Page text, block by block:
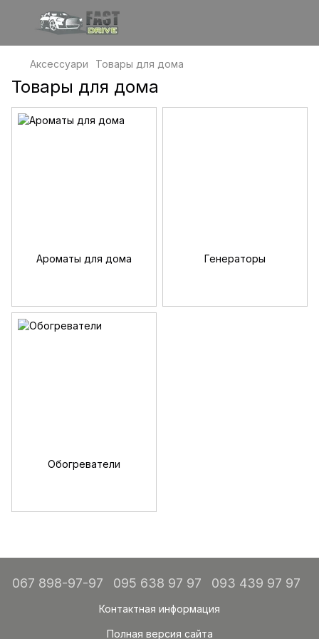
Аксессуари Товары для дома
Товары для дома
Ароматы для дома Генераторы
Обогреватели
067 898-97-97 095 638 97 97 093 439 97 97
Контактная информация
Полная версия сайта